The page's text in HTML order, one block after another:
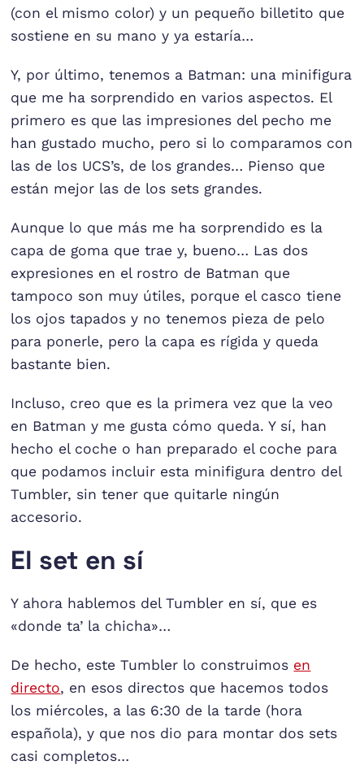
(con el mismo color) y un pequeño billetito que
sostiene en su mano y ya estaría…
Y, por último, tenemos a Batman: una minifigura
que me ha sorprendido en varios aspectos. El
primero es que las impresiones del pecho me
han gustado mucho, pero si lo comparamos con
las de los UCS’s, de los grandes… Pienso que
están mejor las de los sets grandes.
Aunque lo que más me ha sorprendido es la
capa de goma que trae y, bueno… Las dos
expresiones en el rostro de Batman que
tampoco son muy útiles, porque el casco tiene
los ojos tapados y no tenemos pieza de pelo
para ponerle, pero la capa es rígida y queda
bastante bien.
Incluso, creo que es la primera vez que la veo
en Batman y me gusta cómo queda. Y sí, han
hecho el coche o han preparado el coche para
que podamos incluir esta minifigura dentro del
Tumbler, sin tener que quitarle ningún
accesorio.
El set en sí
Y ahora hablemos del Tumbler en sí, que es
«donde ta’ la chicha»…
De hecho, este Tumbler lo construimos en
directo, en esos directos que hacemos todos
los miércoles, a las 6:30 de la tarde (hora
española), y que nos dio para montar dos sets
casi completos…